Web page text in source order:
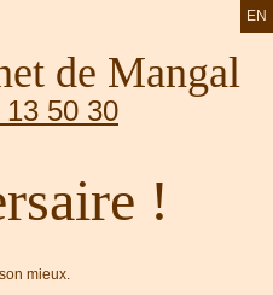
EN
de Mangal
50 30
!
mieux.